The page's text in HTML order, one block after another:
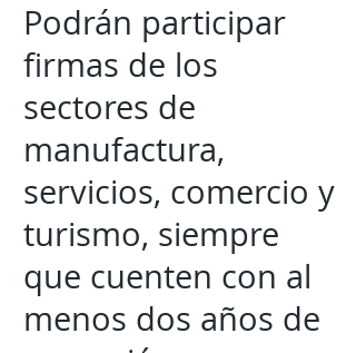
Podrán participar
firmas de los
sectores de
manufactura,
servicios, comercio y
turismo, siempre
que cuenten con al
menos dos años de